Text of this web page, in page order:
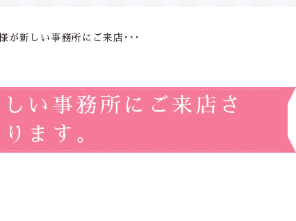
が新しい事務所にご来店･･･
い事務所にご来店さ
ます。